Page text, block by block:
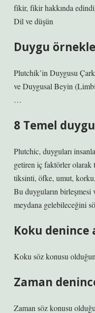
fikir, fikir hakkında
Dil ve düşün
Duygu
Plutchik’in Duygusu
ve Duygusal Beyin
…
8 Temel
Plutchic, duyguları
getiren iç faktörler olarak
tiksinti, öfke, umut,
Bu duyguların birleşmesi
meydana gelebileceğini
Koku denince
Koku söz konusu
Zaman
Zaman söz konusu